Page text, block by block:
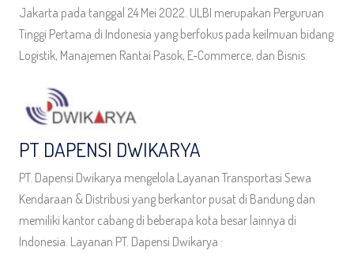
Jakarta pada tanggal 24 Mei 2022. ULBI merupakan Perguruan
Tinggi Pertama di Indonesia yang berfokus pada keilmuan bidang
Logistik, Manajemen Rantai Pasok, E-Commerce, dan Bisnis.
PT DAPENSI DWIKARYA
PT. Dapensi Dwikarya mengelola Layanan Transportasi Sewa
Kendaraan & Distribusi yang berkantor pusat di Bandung dan
memiliki kantor cabang di beberapa kota besar lainnya di
Indonesia. Layanan PT. Dapensi Dwikarya :